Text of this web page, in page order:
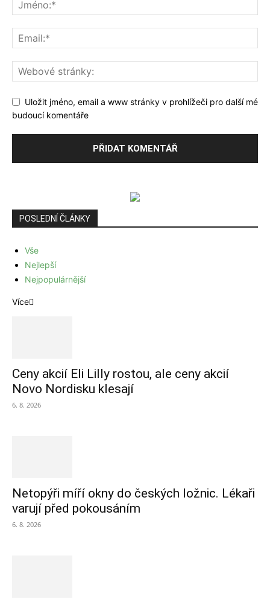
Uložit jméno, email a www stránky v prohlížeči pro další mé
budoucí komentáře
POSLEDNÍ ČLÁNKY
Vše
Nejlepší
Nejpopulárnější
Více
Ceny akcií Eli Lilly rostou, ale ceny akcií
Novo Nordisku klesají
6. 8. 2026
Netopýři míří okny do českých ložnic. Lékaři
varují před pokousáním
6. 8. 2026